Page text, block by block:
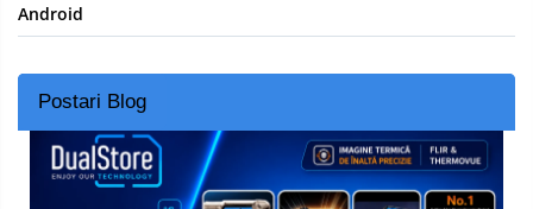
Android
Postari Blog